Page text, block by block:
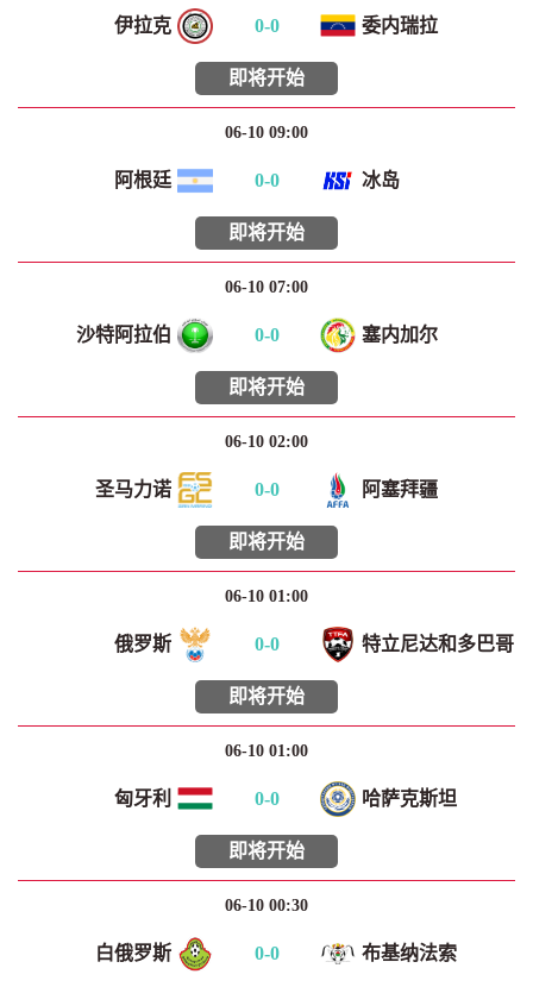
伊拉克 0-0 委内瑞拉
即将开始
06-10 09:00
阿根廷 0-0 冰岛
即将开始
06-10 07:00
沙特阿拉伯 0-0 塞内加尔
即将开始
06-10 02:00
圣马力诺 0-0 阿塞拜疆
即将开始
06-10 01:00
俄罗斯 0-0 特立尼达和多巴哥
即将开始
06-10 01:00
匈牙利 0-0 哈萨克斯坦
即将开始
06-10 00:30
白俄罗斯 0-0 布基纳法索